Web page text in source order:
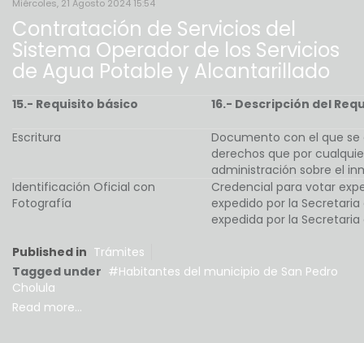
Miércoles, 21 Agosto 2024 15:54
Contratación de Servicios del
Sistema Operador de los Servicios
de Agua Potable y Alcantarillado
15.- Requisito básico 16.- Descripción del
Escritura
Documento con el que
derechos que por
administración sobre el
Identificación Oficial con
Fotografía
Credencial para votar
expedido por la Secretaria
expedida por la
Published in Trámites
Tagged under
Habitantes del municipio de San Pedro
Cholula
Read more...